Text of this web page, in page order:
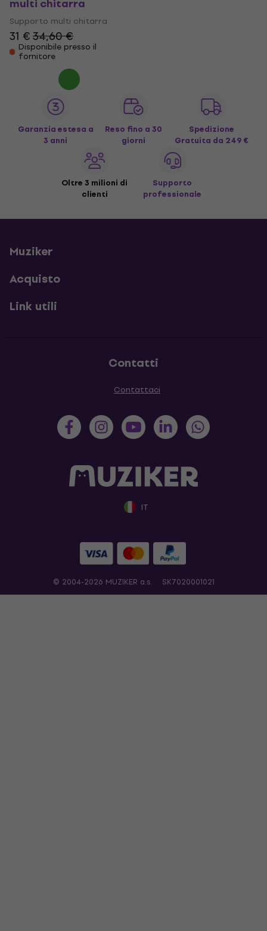
multi chitarra
Supporto multi chitarra
31 €34,60 €
Disponibile presso il
fornitore
Garanzia estesa a
3 anni
Reso fino a 30
giorni
Spedizione
Gratuita da 249 €
Oltre 3 milioni di
clienti
Supporto
professionale
Muziker
Acquisto
Link utili
Contatti
Contattaci
IT
© 2004-2026 MUZIKER a.s. SK7020001021